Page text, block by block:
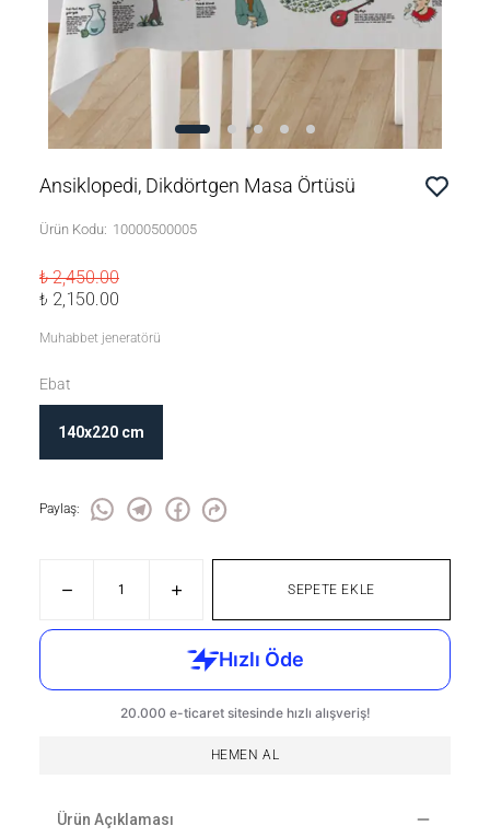
Ansiklopedi, Dikdörtgen Masa Örtüsü
Ürün Kodu: 10000500005
₺ 2,450.00
₺ 2,150.00
Muhabbet jeneratörü
Ebat
140x220 cm
Paylaş:
SEPETE EKLE
HEMEN AL
Ürün Açıklaması